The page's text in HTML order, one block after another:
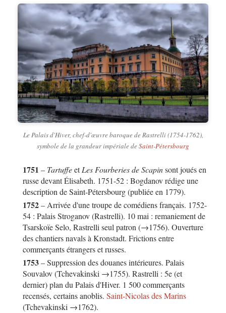
Le Palais d'Hiver, chef-d'œuvre baroque de Rastrelli (1754-1762),
symbole de la grandeur impériale deSaint-Pétersbourg
1751 – TartuffeetLes Fourberies de Scapinsont joués en
russe devant Élisabeth. 1751-52 : Bogdanov rédige une
description de Saint-Pétersbourg (publiée en 1779).
1752– Arrivée d'une troupe de comédiens français. 1752-
54 : Palais Stroganov (Rastrelli). 10 mai : remaniement de
Tsarskoïe Selo, Rastrelli seul patron (→1756). Ouverture
des chantiers navals à Kronstadt. Frictions entre
commerçants étrangers et russes.
1753– Suppression des douanes intérieures. Palais
Souvalov (Tchevakinski →1755). Rastrelli : 5e (et
dernier) plan du Palais d'Hiver. 1 500 commerçants
recensés, certains anoblis. Saint-Nicolas des Marins
(Tchevakinski →1762).